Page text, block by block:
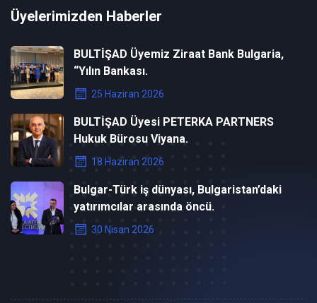
Üyelerimizden Haberler
BULTİŞAD Üyemiz Ziraat Bank Bulgaria,
“Yılın Bankası.
25 Haziran 2026
BULTİŞAD Üyesi PETERKA PARTNERS
Hukuk Bürosu Viyana.
18 Haziran 2026
Bulgar-Türk iş dünyası, Bulgaristan’daki
yatırımcılar arasında öncü.
30 Nisan 2026